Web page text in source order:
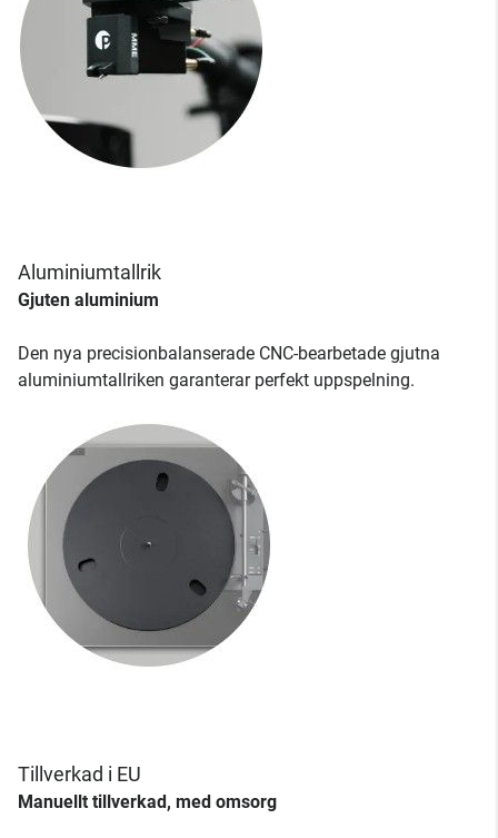
Aluminiumtallrik
Gjuten aluminium
Den nya precisionbalanserade CNC-bearbetade gjutna
aluminiumtallriken garanterar perfekt uppspelning.
Tillverkad i EU
Manuellt tillverkad, med omsorg